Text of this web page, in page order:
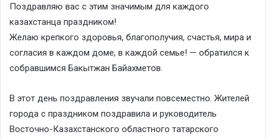
Поздравляю вас с этим значимым для каждого
казахстанца праздником!
Желаю крепкого здоровья, благополучия, счастья, мира и
согласия в каждом доме, в каждой семье! — обратился к
собравшимся Бакытжан Байахметов.
В этот день поздравления звучали повсеместно. Жителей
города с праздником поздравила и руководитель
Восточно-Казахстанского областного татарского